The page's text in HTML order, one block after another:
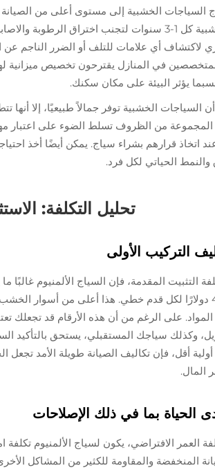
السياجات الخشبية إلى مستوى أعلى من
السياجات الخشبية كل 1-3 سنوات لتجنب اختراق
لاكتشاف أي علامات للتلف أو الضرر الناجم عن
يؤثر البيئة على مكان سكنك.
السياجات الخشبية توفر جمالاً طبيعيًا، إلا أنها
المجموعة من الظروف تسلط الضوء على اعتبار
اتخاذ قرارهم بشراء سياج. يمكن أيضًا أخذ
والنمط الحياتي لكل فرد.
تحليل التكلفة:
التركيب الأولى
التثبيت المقدمة، فإن السياج الألمنيوم
على الرغم من أن هذه الأرقام قد تجعلك
وكذلك سياجك المستقبلي، يستحق بالتأكيد
أقل، فإن تكاليف الصيانة طويلة الأمد تجعل
المال.
الحياة بما في ذلك الإصلاحات
العمر الافتراضي، يكون لسياج الألمنيوم
المنخفضة والمقاومة للكثير من المشاكل